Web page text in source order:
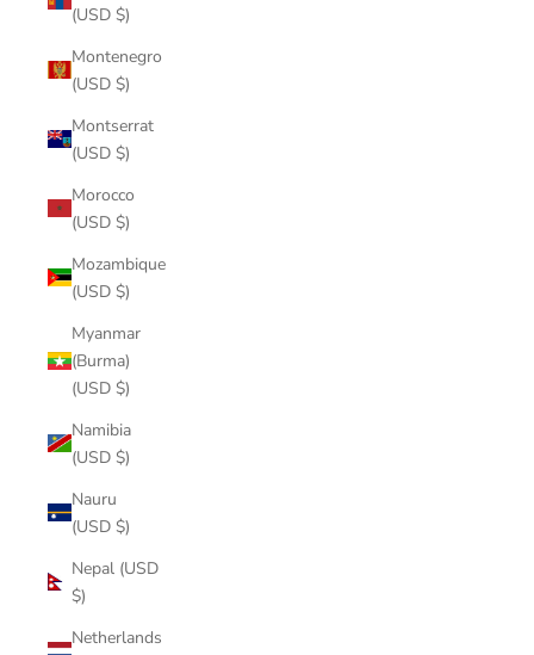
(USD $)
Montenegro
(USD $)
Montserrat
(USD $)
Morocco
(USD $)
Mozambique
(USD $)
Myanmar
(Burma)
(USD $)
Namibia
(USD $)
Nauru
(USD $)
Nepal (USD
$)
Netherlands